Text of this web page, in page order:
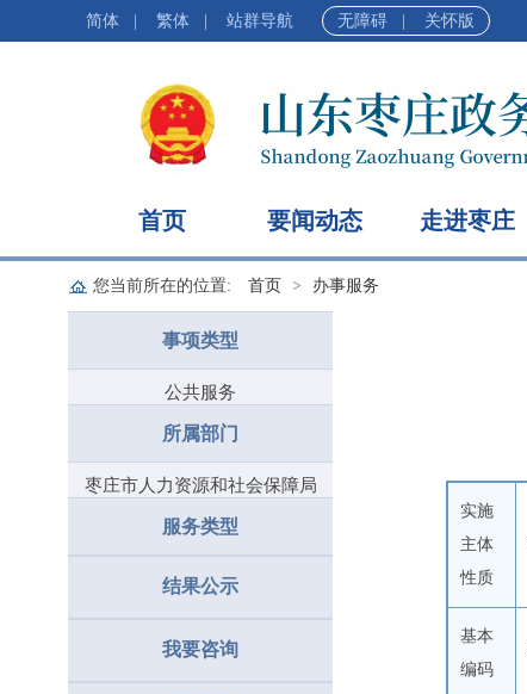
简体 繁体 站群导航 无障碍 关怀版
首页 要闻动态 走进枣庄
您当前所在的位置: 首页 办事服务
事项类型
公共服务
所属部门
枣庄市人力资源和社会保障局
服务类型
结果公示
我要咨询
实施
主体
性质
基本
编码